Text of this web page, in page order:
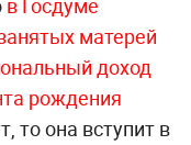
в Госдуме
матерей
доход
рождения
то она вступит в